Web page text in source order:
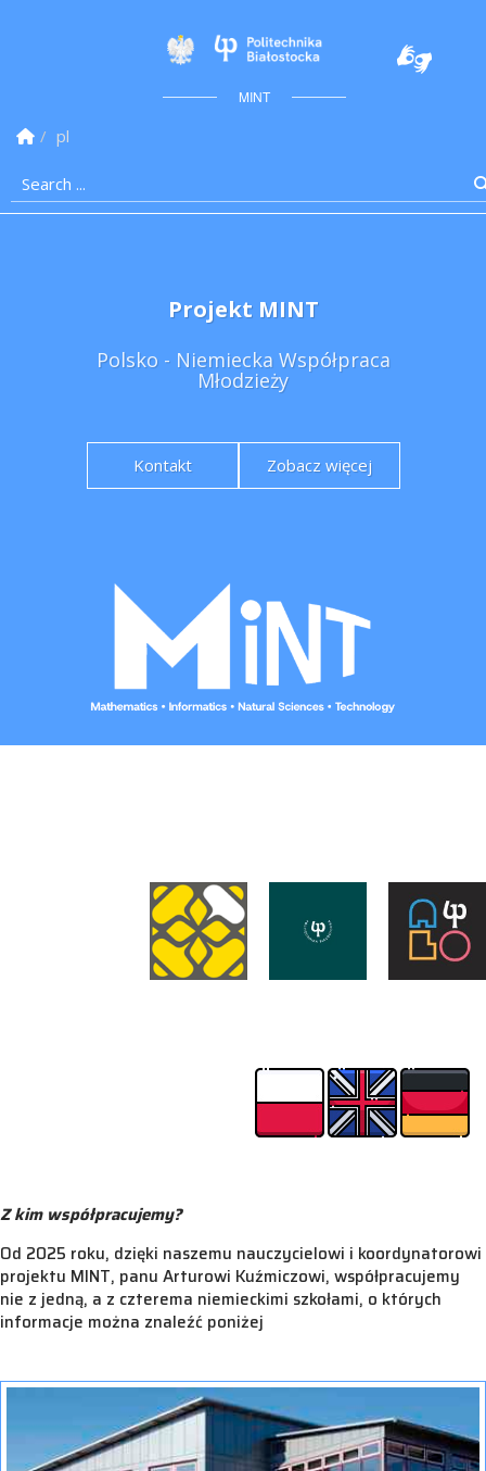
Politechnika
MINT
Homepage
pl
Search ...
Projekt MINT
Polsko - Niemiecka Współpraca
Młodzieży
Kontakt Zobacz więcej
PL EN
Z kim współpracujemy?
Od 2025 roku, dzięki naszemu nauczycielowi i koordynatorowi
projektu MINT, panu Arturowi Kuźmiczowi, współpracujemy
nie z jedną, a z czterema niemieckimi szkołami, o których
informacje można znaleźć poniżej